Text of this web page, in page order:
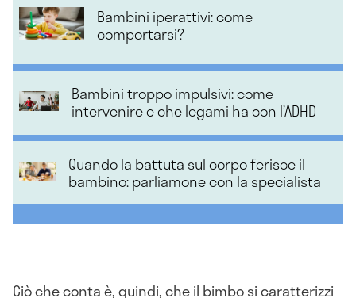
Bambini iperattivi: come
comportarsi?
Bambini troppo impulsivi: come
intervenire e che legami ha con l’ADHD
Quando la battuta sul corpo ferisce il
bambino: parliamone con la specialista
Ciò che conta è, quindi, che il bimbo si caratterizzi